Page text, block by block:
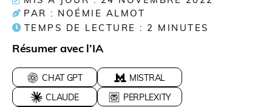
PAR : NOÉMIE ALMOT
TEMPS DE LECTURE : 2 MINUTES
Résumer avec l’IA
CHAT GPT
MISTRAL
CLAUDE
PERPLEXITY